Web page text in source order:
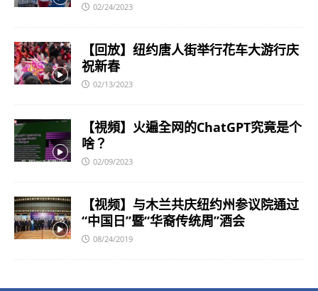
02/24/2023
【回放】纽约唐人街举行花车大游行庆
祝新春
02/13/2023
【視頻】火遍全网的ChatGPT究竟是个
啥？
02/09/2023
【视频】与木兰共庆纽约州参议院通过
“中国日”暨“华裔传统周”酒会
08/24/2019